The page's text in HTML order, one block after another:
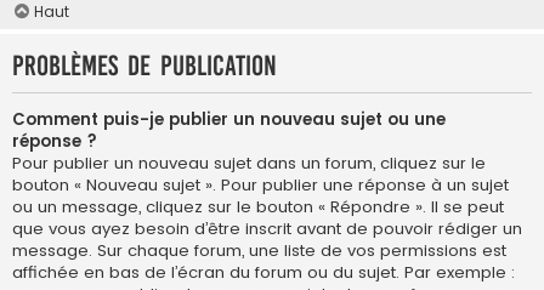
Haut
Problèmes de publication
Comment puis-je publier un nouveau sujet ou une
réponse ?
Pour publier un nouveau sujet dans un forum, cliquez sur le
bouton « Nouveau sujet ». Pour publier une réponse à un sujet
ou un message, cliquez sur le bouton « Répondre ». Il se peut
que vous ayez besoin d’être inscrit avant de pouvoir rédiger un
message. Sur chaque forum, une liste de vos permissions est
affichée en bas de l’écran du forum ou du sujet. Par exemple :